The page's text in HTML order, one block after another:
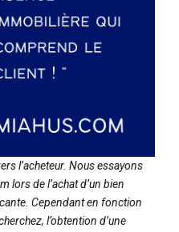
l’acheteur. Nous essayons
lors de l’achat d’un bien
Cependant en fonction
l’obtention d’une